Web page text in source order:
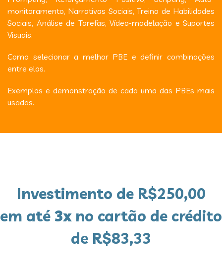
monitoramento, Narrativas Sociais, Treino de Habilidades
Sociais, Análise de Tarefas, Vídeo-modelação e Suportes
Visuais.
Como selecionar a melhor PBE e definir combinações
entre elas.
Exemplos e demonstração de cada uma das PBEs mais
usadas.
Investimento de R$250,00
em até 3x no cartão de crédito
de R$83,33